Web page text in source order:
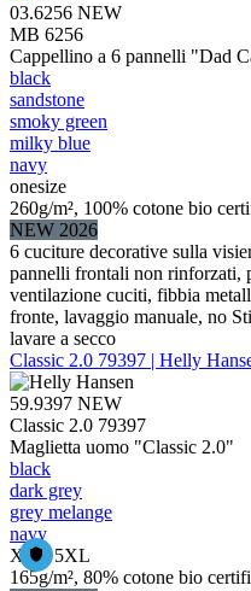
03.6256 NEW
MB 6256
Cappellino a 6 pannelli "Dad
black
sandstone
smoky green
milky blue
navy
onesize
260g/m², 100% cotone bio
NEW 2026
6 cuciture decorative sulla
pannelli frontali non rinforzati,
ventilazione cuciti, fibbia
fronte, lavaggio manuale, no
lavare a secco
Classic 2.0 79397 | Helly
59.9397 NEW
Classic 2.0 79397
Maglietta uomo "Classic 2.0"
black
dark grey
grey melange
navy
XS – 5XL
165g/m², 80% cotone bio